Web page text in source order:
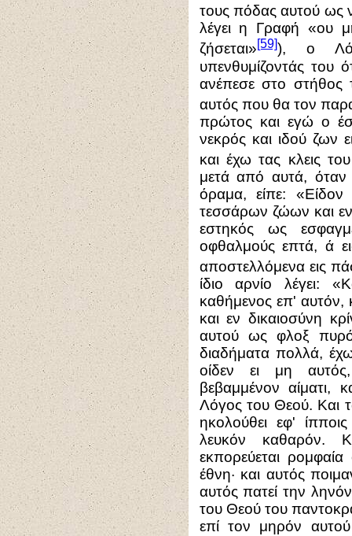
τους πόδας αυτού ως
λέγει η Γραφή «ου
ζήσεται»[59]), ο
υπενθυμίζοντάς του
ανέπεσε στο στήθος
αυτός που θα τον
πρώτος και εγώ ο
νεκρός και ιδού ζων
και έχω τας κλεις
μετά από αυτά, όταν
όραμα, είπε:
τεσσάρων ζώων και
εστηκός ως
οφθαλμούς επτά, ά
αποστελλόμενα εις
ίδιο αρνίο λέγει:
καθήμενος επ' αυτόν,
και εν δικαιοσύνη
αυτού ως φλοξ
διαδήματα πολλά,
οίδεν ει μη αυτός,
βεβαμμένον αίματι,
Λόγος του Θεού. Και
ηκολούθει εφ'
λευκόν καθαρόν.
εκπορεύεται
έθνη· και αυτός
αυτός πατεί την
του Θεού του
επί τον μηρόν